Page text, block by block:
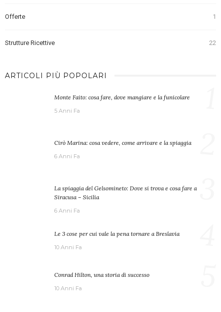
Offerte 1
Strutture Ricettive 22
ARTICOLI PIÙ POPOLARI
Monte Faito: cosa fare, dove mangiare e la funicolare
5 Anni Fa
Cirò Marina: cosa vedere, come arrivare e la spiaggia
6 Anni Fa
La spiaggia del Gelsomineto: Dove si trova e cosa fare a
Siracusa – Sicilia
6 Anni Fa
Le 3 cose per cui vale la pena tornare a Breslavia
10 Anni Fa
Conrad Hilton, una storia di successo
10 Anni Fa